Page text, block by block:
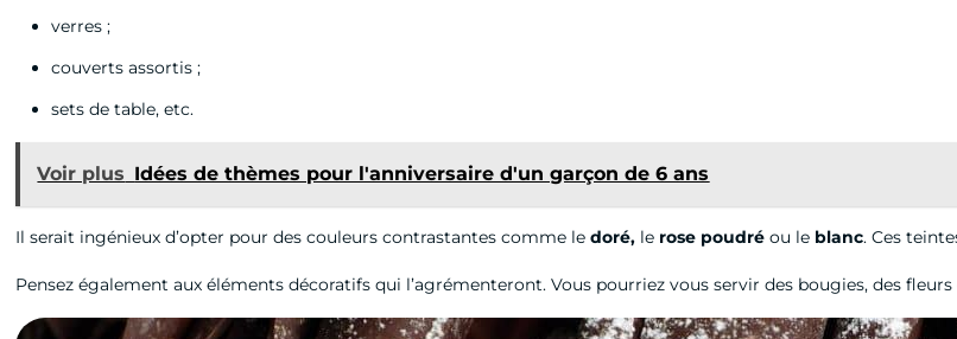
verres ;
couverts assortis ;
sets de table, etc.
Voir plus Idées de thèmes pour l'anniversaire d'un garçon de 6 ans
Il serait ingénieux d’opter pour des couleurs contrastantes comme ledoré, le rose poudréou le blanc. Ces
Pensez également aux éléments décoratifs qui l’agrémenteront. Vous pourriez vous servir des bougies, des